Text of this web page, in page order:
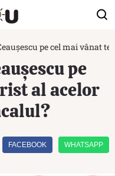
pe cel mai vânat
pe
al acelor
FACEBOOK WHATSAPP